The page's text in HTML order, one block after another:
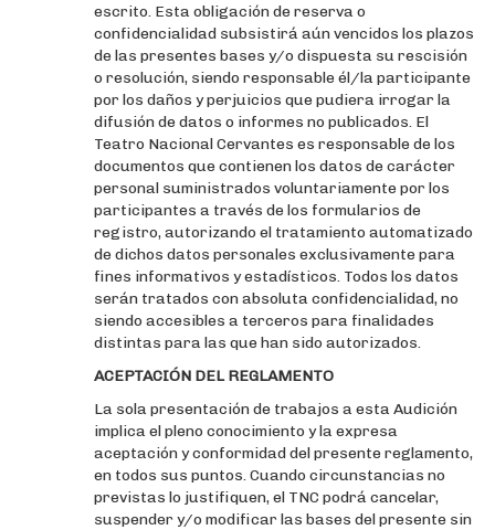
escrito. Esta obligación de reserva o
confidencialidad subsistirá aún vencidos los plazos
de las presentes bases y/o dispuesta su rescisión
o resolución, siendo responsable él/la participante
por los daños y perjuicios que pudiera irrogar la
difusión de datos o informes no publicados. El
Teatro Nacional Cervantes es responsable de los
documentos que contienen los datos de carácter
personal suministrados voluntariamente por los
participantes a través de los formularios de
registro, autorizando el tratamiento automatizado
de dichos datos personales exclusivamente para
fines informativos y estadísticos. Todos los datos
serán tratados con absoluta confidencialidad, no
siendo accesibles a terceros para finalidades
distintas para las que han sido autorizados.
ACEPTACIÓN DEL REGLAMENTO
La sola presentación de trabajos a esta Audición
implica el pleno conocimiento y la expresa
aceptación y conformidad del presente reglamento,
en todos sus puntos. Cuando circunstancias no
previstas lo justifiquen, el TNC podrá cancelar,
suspender y/o modificar las bases del presente sin